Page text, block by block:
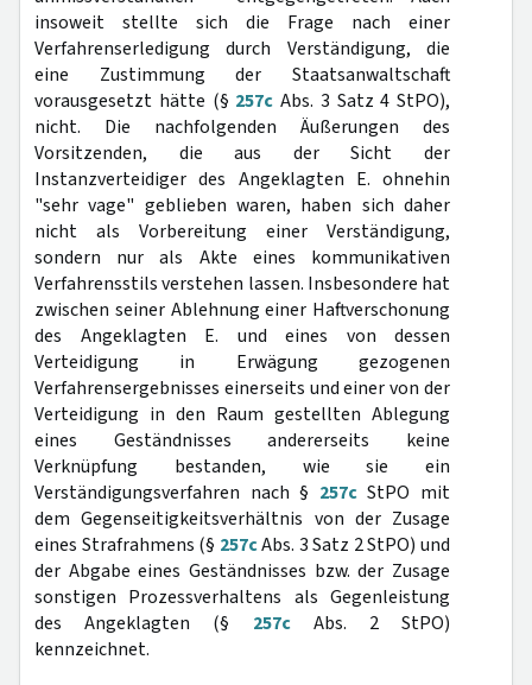
insoweit stellte sich die Frage nach einer
Verfahrenserledigung durch Verständigung, die
eine Zustimmung der Staatsanwaltschaft
vorausgesetzt hätte (§ 257c Abs. 3 Satz 4 StPO),
nicht. Die nachfolgenden Äußerungen des
Vorsitzenden, die aus der Sicht der
Instanzverteidiger des Angeklagten E. ohnehin
"sehr vage" geblieben waren, haben sich daher
nicht als Vorbereitung einer Verständigung,
sondern nur als Akte eines kommunikativen
Verfahrensstils verstehen lassen. Insbesondere hat
zwischen seiner Ablehnung einer Haftverschonung
des Angeklagten E. und eines von dessen
Verteidigung in Erwägung gezogenen
Verfahrensergebnisses einerseits und einer von der
Verteidigung in den Raum gestellten Ablegung
eines Geständnisses andererseits keine
Verknüpfung bestanden, wie sie ein
Verständigungsverfahren nach § 257cStPO mit
dem Gegenseitigkeitsverhältnis von der Zusage
eines Strafrahmens (§ 257cAbs. 3 Satz 2 StPO) und
der Abgabe eines Geständnisses bzw. der Zusage
sonstigen Prozessverhaltens als Gegenleistung
des Angeklagten (§ 257cAbs. 2 StPO)
kennzeichnet.